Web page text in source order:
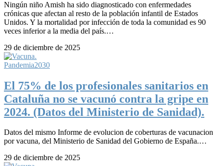
Ningún niño Amish ha sido diagnosticado con enfermedades
crónicas que afectan al resto de la población infantil de Estados
Unidos. Y la mortalidad por infección de toda la comunidad es 90
veces inferior a la media del país.…
29 de diciembre de 2025
Pandemia2030
El 75% de los profesionales sanitarios en
Cataluña no se vacunó contra la gripe en
2024. (Datos del Ministerio de Sanidad).
Datos del mismo Informe de evolucion de coberturas de vacunacion
por vacuna, del Ministerio de Sanidad del Gobierno de España.…
29 de diciembre de 2025